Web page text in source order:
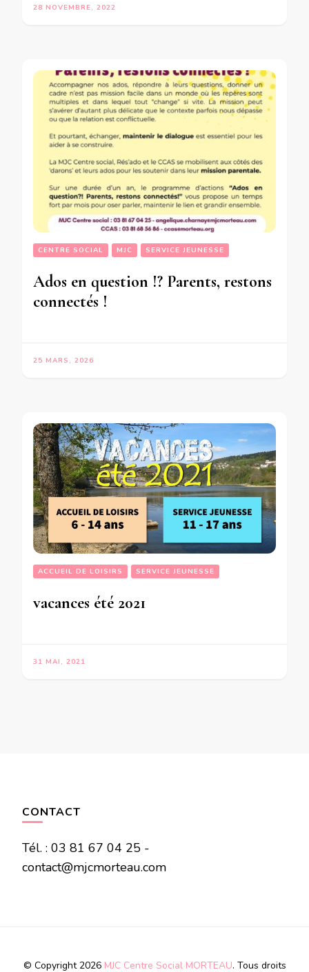
28 NOVEMBRE, 2022
CENTRE SOCIAL MJC SERVICE JEUNESSE
Ados en question !? Parents, restons
connectés !
25 MARS, 2026
ACCUEIL DE LOISIRS SERVICE JEUNESSE
vacances été 2021
31 MAI, 2021
CONTACT
Tél. : 03 81 67 04 25 -
contact@mjcmorteau.com
© Copyright 2026 MJC Centre Social MORTEAU. Tous droits